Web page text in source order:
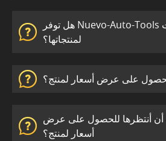
هل توفر Nuevo-Auto-Tools خدمات ODM
لمنتجاتها؟
على عرض أسعار لمنتج؟
أن أنتظرها للحصول على عرض
أسعار لمنتج؟